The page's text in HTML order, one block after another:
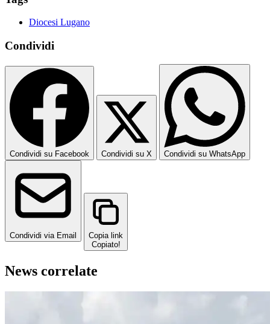
Diocesi Lugano
Condividi
Condividi su Facebook Condividi su X Condividi su WhatsApp
Condividi via Email
Copia link
Copiato!
News correlate